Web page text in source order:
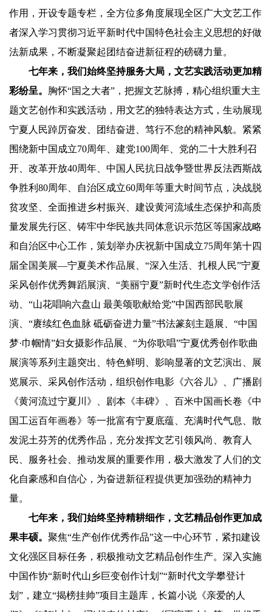
作用，开设专题专栏，全方位多角度展现全区广大文艺工作
者深入学习贯彻习近平新时代中国特色社会主义思想的好做
法新成果，不断凝聚起团结奋进新征程的磅礴力量。
七年来，我们始终坚持服务大局，文艺实践活动更加精
彩纷呈。 胸怀“国之大者”，把握文艺脉搏，精心组织重大主
题文艺创作和实践活动，用文艺的独特表达方式，生动展现
宁夏人民踔厉奋发、团结奋进、笃行不怠的精神风貌。紧紧
围绕新中国成立70周年、建党100周年、党的二十大胜利召
开、改革开放40周年、中国人民抗日战争暨世界反法西斯战
争胜利80周年、自治区成立60周年等重大时间节点，决战脱
贫攻坚、全面推进乡村振兴、建设黄河流域生态保护和高质
量发展先行区、铸牢中华民族共同体意识示范区等国家战略
和自治区中心工作，策划举办庆祝新中国成立75周年第十四
届全国美展—宁夏美术作品展、“深入生活、扎根人民”宁夏
采风创作优秀舞蹈展演、“美丽宁夏”新时代生态文学创作活
动、“山花唱响六盘山 最美颂歌献给党”中国西部民歌展
演、“赓续红色血脉 砥砺奋进力量”书法篆刻主题展、“中国
梦·巾帼情”妇女摄影作品展、“为你歌唱”宁夏优秀创作歌曲
展演等系列主题突出、特色鲜明、影响显著的文艺演出、展
览展示、采风创作活动，组织创作电影《六谷儿》、广播剧
《黄河流过宁夏川》、剧本《丰碑》、百米中国画长卷《中
国工运百年画卷》等一批富有宁夏底蕴、充满时代气息、散
发泥土芬芳的优秀作品，充分发挥文艺引领风尚、教育人
民、服务社会、推动发展的重要作用，极大激发了人们的文
化自豪感和自信心，为奋进新征程提供更加强劲的精神力
量。
七年来，我们始终坚持精耕细作，文艺精品创作更加成
果丰硕。 聚焦“生产创作优秀作品”这一中心环节，紧扣建设
文化强区目标任务，积极推动文艺精品创作生产。深入实施
中国作协“新时代山乡巨变创作计划”“新时代文学攀登计
划”，建立“揭榜挂帅”项目主题库，长篇小说《亲爱的人